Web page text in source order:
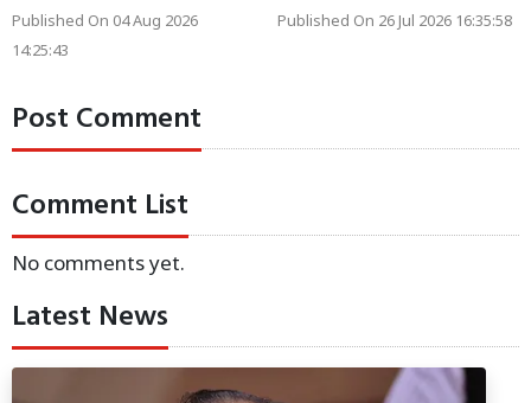
Published On 04 Aug 2026
14:25:43
Published On 26 Jul 2026 16:35:58
Post Comment
Comment List
No comments yet.
Latest News